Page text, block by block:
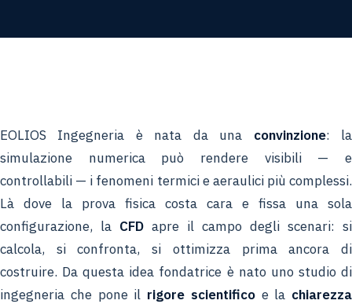
EOLIOS Ingegneria è nata da una convinzione: la
simulazione numerica può rendere visibili — e
controllabili — i fenomeni termici e aeraulici più complessi.
Là dove la prova fisica costa cara e fissa una sola
configurazione, la CFD apre il campo degli scenari: si
calcola, si confronta, si ottimizza prima ancora di
costruire. Da questa idea fondatrice è nato uno studio di
ingegneria che pone il rigore scientificoe la chiarezza